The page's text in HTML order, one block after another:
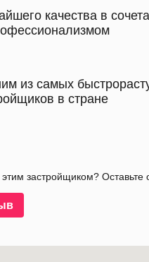
качества в
из самых
в стране
застройщиком? Оставьте